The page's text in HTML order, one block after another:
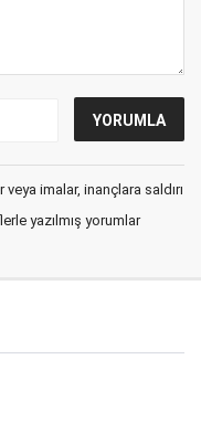
imalar, inançlara saldırı
yazılmış yorumlar